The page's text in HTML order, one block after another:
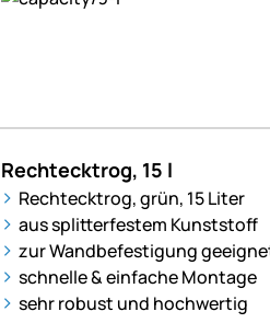
Rechtecktrog, 15 l
Rechtecktrog, grün, 15 Liter
aus splitterfestem Kunststoff
zur Wandbefestigung
schnelle & einfache Montage
sehr robust und hochwertig